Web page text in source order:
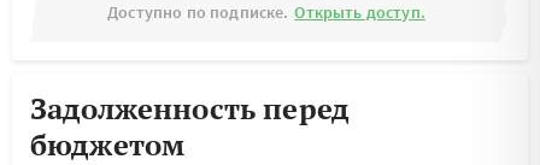
Доступно по подписке. Открыть доступ.
Задолженность перед
бюджетом